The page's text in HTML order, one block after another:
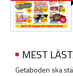
MEST
Getaboden ska